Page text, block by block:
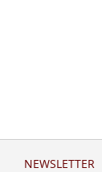
NEWSLETTER